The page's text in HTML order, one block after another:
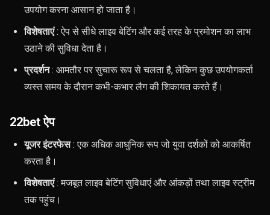
उपयोग करना आसान हो जाता है।
विशेषताएं: ऐप से सीधे लाइव बेटिंग और कई तरह के प्रमोशन का लाभ
उठाने की सुविधा देता है।
प्रदर्शन: आमतौर पर सुचारू रूप से चलता है, लेकिन कुछ उपयोगकर्ता
व्यस्त समय के दौरान कभी-कभार लैग की शिकायत करते हैं।
22bet ऐप
यूजर इंटरफेस: एक अधिक आधुनिक रूप जो युवा दर्शकों को आकर्षित
करता है।
विशेषताएं: मजबूत लाइव बेटिंग सुविधाएं और आंकड़ों तथा लाइव स्ट्रीम
तक पहुंच।